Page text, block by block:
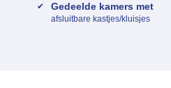
Gedeelde kamers met
afsluitbare kastjes/kluisjes